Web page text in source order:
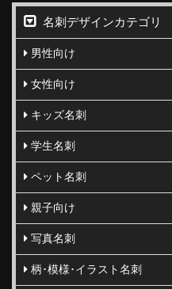
名刺デザインカテゴリ
男性向け
女性向け
キッズ名刺
学生名刺
ペット名刺
親子向け
写真名刺
柄･模様･イラスト名刺